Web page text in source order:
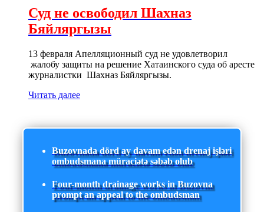
Суд не освободил Шахназ
Бяйляргызы
13 февраля Апелляционный суд не удовлетворил
жалобу защиты на решение Хатаинского суда об аресте
журналистки Шахназ Бяйляргызы.
Читать далее
Buzovnada dörd ay davam edən drenaj işləri
ombudsmana müraciətə səbəb olub
Four-month drainage works in Buzovna
prompt an appeal to the ombudsman